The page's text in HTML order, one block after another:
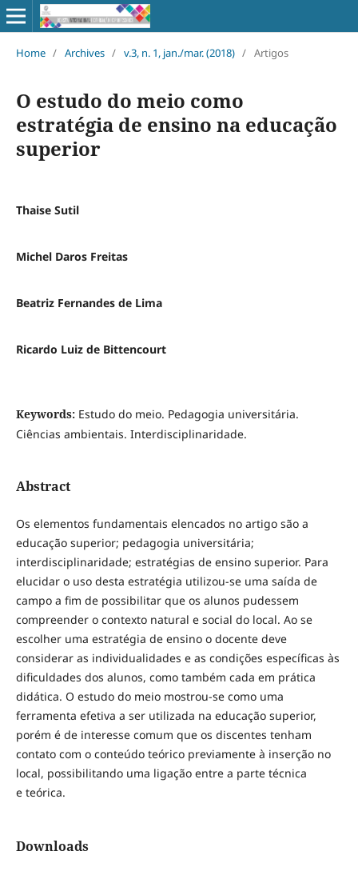
Home / Archives / v.3, n. 1, jan./mar. (2018) / Artigos
O estudo do meio como
estratégia de ensino na educação
superior
Thaise Sutil
Michel Daros Freitas
Beatriz Fernandes de Lima
Ricardo Luiz de Bittencourt
Keywords: Estudo do meio. Pedagogia universitária.
Ciências ambientais. Interdisciplinaridade.
Abstract
Os elementos fundamentais elencados no artigo são a
educação superior; pedagogia universitária;
interdisciplinaridade; estratégias de ensino superior. Para
elucidar o uso desta estratégia utilizou-se uma saída de
campo a fim de possibilitar que os alunos pudessem
compreender o contexto natural e social do local. Ao se
escolher uma estratégia de ensino o docente deve
considerar as individualidades e as condições específicas às
dificuldades dos alunos, como também cada em prática
didática. O estudo do meio mostrou-se como uma
ferramenta efetiva a ser utilizada na educação superior,
porém é de interesse comum que os discentes tenham
contato com o conteúdo teórico previamente à inserção no
local, possibilitando uma ligação entre a parte técnica
e teórica.
Downloads